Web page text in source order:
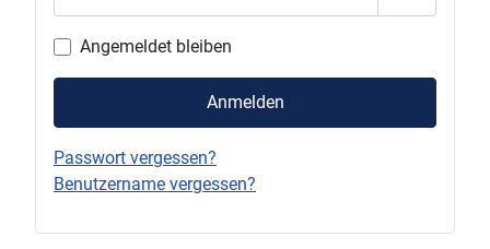
Passwort
Angemeldet bleiben
Anmelden
Passwort vergessen?
Benutzername vergessen?